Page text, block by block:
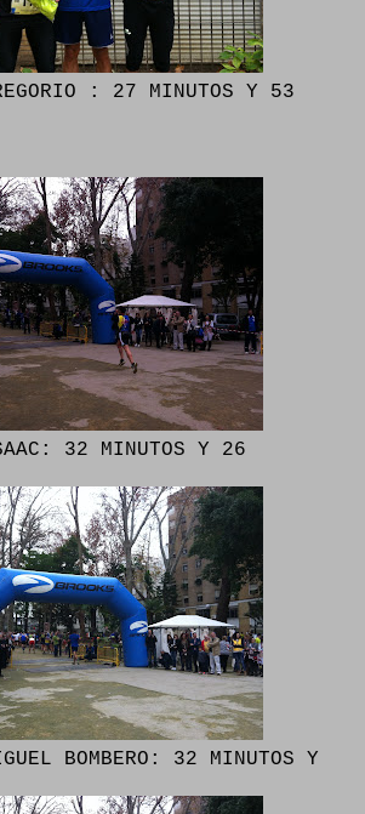
: 27 MINUTOS Y 53
32 MINUTOS Y 26
BOMBERO: 32 MINUTOS Y